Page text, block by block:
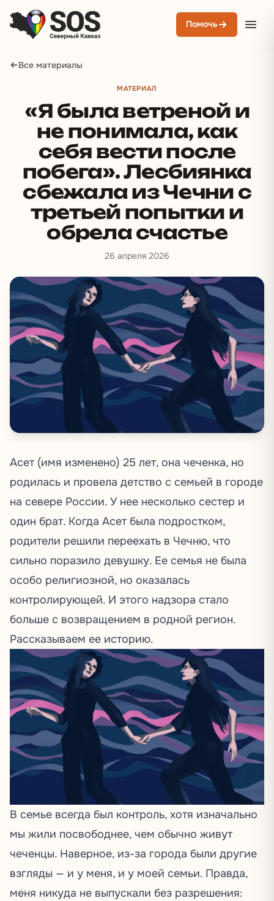
Помочь
Все материалы
МАТЕРИАЛ
«Я была ветреной и
не понимала, как
себя вести после
побега». Лесбиянка
сбежала из Чечни с
третьей попытки и
обрела счастье
26 апреля 2026
Асет (имя изменено) 25 лет, она чеченка, но
родилась и провела детство с семьей в городе
на севере России. У нее несколько сестер и
один брат. Когда Асет была подростком,
родители решили переехать в Чечню, что
сильно поразило девушку. Ее семья не была
особо религиозной, но оказалась
контролирующей. И этого надзора стало
больше с возвращением в родной регион.
Рассказываем ее историю.
В семье всегда был контроль, хотя изначально
мы жили посвободнее, чем обычно живут
чеченцы. Наверное, из-за города были другие
взгляды — и у меня, и у моей семьи. Правда,
меня никуда не выпускали без разрешения: